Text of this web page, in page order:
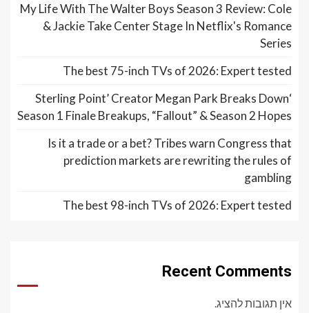
My Life With The Walter Boys Season 3 Review: Cole
& Jackie Take Center Stage In Netflix's Romance
Series
The best 75-inch TVs of 2026: Expert tested
‘Sterling Point’ Creator Megan Park Breaks Down
Season 1 Finale Breakups, “Fallout” & Season 2 Hopes
Is it a trade or a bet? Tribes warn Congress that
prediction markets are rewriting the rules of
gambling
The best 98-inch TVs of 2026: Expert tested
Recent Comments
אין תגובות להציג.